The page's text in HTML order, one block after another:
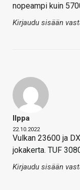
nopeampi kuin
Kirjaudu sisään
Ilppa
22.10.2022
Vulkan 23600 ja
jokakerta. TUF
Kirjaudu sisään